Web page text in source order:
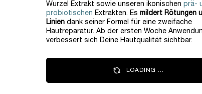
Wurzel Extrakt sowie unseren ikonischen prä-
probiotischen Extrakten. Es mildert Rötungen
Linien dank seiner Formel für eine zweifache
Hautreparatur. Ab der ersten Woche
verbessert sich Deine Hautqualität sichtbar.
LOADING ...